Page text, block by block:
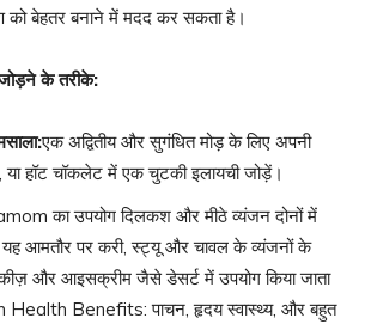
को बेहतर बनाने में मदद कर सकता है।
के तरीके:
:एक अद्वितीय और सुगंधित मोड़ के लिए अपनी
या हॉट चॉकलेट में एक चुटकी इलायची जोड़ें।
का उपयोग दिलकश और मीठे व्यंजन दोनों में
यह आमतौर पर करी, स्ट्यू और चावल के व्यंजनों के
और आइसक्रीम जैसे डेसर्ट में उपयोग किया जाता
Benefits: पाचन, हृदय स्वास्थ्य, और बहुत